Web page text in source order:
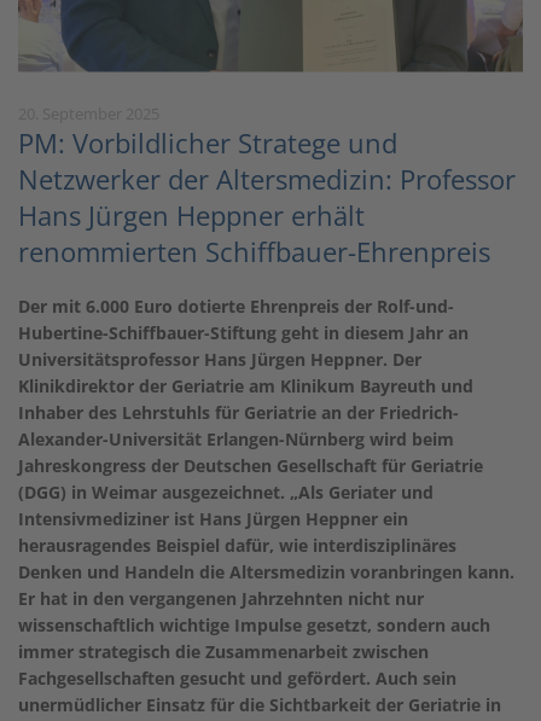
PM: Vorbildlicher Stratege und
Netzwerker der Altersmedizin: Professor
Hans Jürgen Heppner erhält
renommierten Schiffbauer-Ehrenpreis
Der mit 6.000 Euro dotierte Ehrenpreis der Rolf-und-
Hubertine-Schiffbauer-Stiftung geht in diesem Jahr an
Universitätsprofessor Hans Jürgen Heppner. Der
Klinikdirektor der Geriatrie am Klinikum Bayreuth und
Inhaber des Lehrstuhls für Geriatrie an der Friedrich-
Alexander-Universität Erlangen-Nürnberg wird beim
Jahreskongress der Deutschen Gesellschaft für Geriatrie
(DGG) in Weimar ausgezeichnet. „Als Geriater und
Intensivmediziner ist Hans Jürgen Heppner ein
herausragendes Beispiel dafür, wie interdisziplinäres
Denken und Handeln die Altersmedizin voranbringen kann.
Er hat in den vergangenen Jahrzehnten nicht nur
wissenschaftlich wichtige Impulse gesetzt, sondern auch
immer strategisch die Zusammenarbeit zwischen
Fachgesellschaften gesucht und gefördert. Auch sein
unermüdlicher Einsatz für die Sichtbarkeit der Geriatrie in